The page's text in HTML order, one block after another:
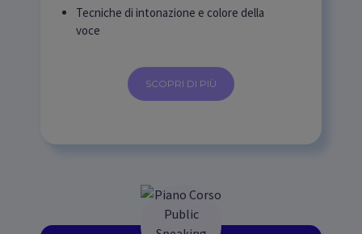
Tecniche di intonazione e colore della
voce
SCOPRI DI PIÙ